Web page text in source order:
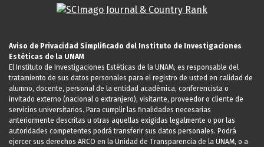
Aviso de Privacidad Simplificado del Instituto de Investigaciones
Estéticas de la UNAM
El Instituto de Investigaciones Estéticas de la UNAM, es responsable del
tratamiento de sus datos personales para el registro de usted en calidad de
alumno, docente, personal de la entidad académica, conferencista o
invitado externo (nacional o extranjero), visitante, proveedor o cliente de
servicios universitarios. Para cumplir las finalidades necesarias
anteriormente descritas u otras aquellas exigidas legalmente o por las
autoridades competentes podrá transferir sus datos personales. Podrá
ejercer sus derechos ARCO en la Unidad de Transparencia de la UNAM, o a